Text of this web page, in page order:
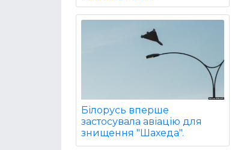
Білорусь вперше
застосувала авіацію для
знищення "Шахеда".